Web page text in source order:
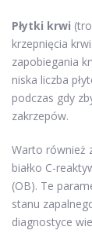
Płytki krwi
krzepnięcia
zapobiegania
niska liczba
podczas gdy
zakrzepów.
Warto również
białko C-
(OB). Te
stanu
diagnostyce